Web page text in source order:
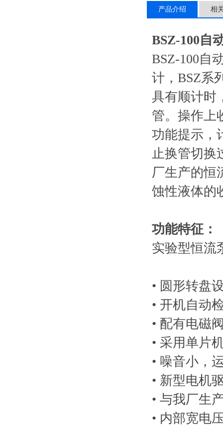
产品介绍 相
BSZ-100自
BSZ-100自
计，BSZ系
具有顺计时
管。操作上
功能提示，
止换管切换
厂生产的恒
蚀性液体的
功能特征：
实验型恒流
• 圆形转盘
• 开机自动
• 配有电磁
• 采用单片
• 噪音小，
• 新型电机
• 与我厂生
• 内部宽电